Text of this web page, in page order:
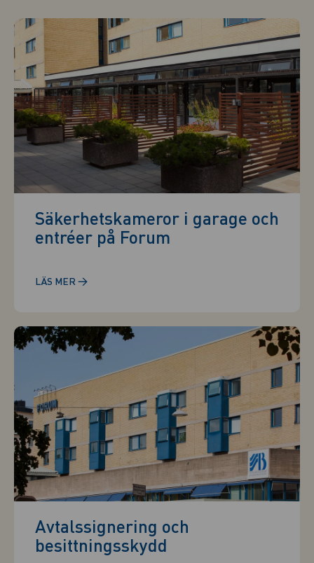
Säkerhetskameror i garage och
entréer på Forum
LÄS MER →
Avtalssignering och
besittningsskydd